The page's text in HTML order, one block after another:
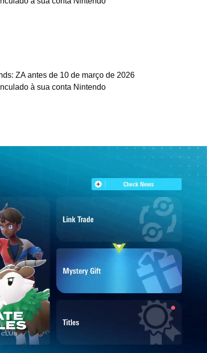
ZA antes de 10 de março de 2026
à sua conta Nintendo